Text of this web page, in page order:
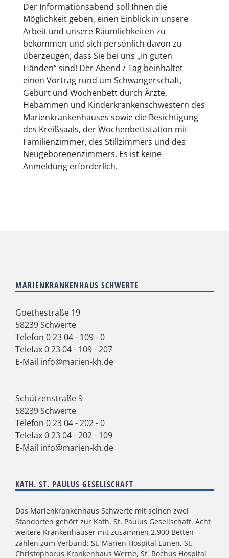
Der Informationsabend soll Ihnen die
Möglichkeit geben, einen Einblick in unsere
Arbeit und unsere Räumlichkeiten zu
bekommen und sich persönlich davon zu
überzeugen, dass Sie bei uns „In guten
Händen“ sind! Der Abend / Tag beinhaltet
einen Vortrag rund um Schwangerschaft,
Geburt und Wochenbett durch Ärzte,
Hebammen und Kinderkrankenschwestern des
Marienkrankenhauses sowie die Besichtigung
des Kreißsaals, der Wochenbettstation mit
Familienzimmer, des Stillzimmers und des
Neugeborenenzimmers. Es ist keine
Anmeldung erforderlich.
MARIENKRANKENHAUS SCHWERTE
Goethestraße 19
58239 Schwerte
Telefon 0 23 04 - 109 - 0
Telefax 0 23 04 - 109 - 207
E-Mail info@marien-kh.de
Schützenstraße 9
58239 Schwerte
Telefon 0 23 04 - 202 - 0
Telefax 0 23 04 - 202 - 109
E-Mail info@marien-kh.de
KATH. ST. PAULUS GESELLSCHAFT
Das Marienkrankenhaus Schwerte mit seinen zwei
Standorten gehört zur Kath. St. Paulus Gesellschaft. Acht
weitere Krankenhäuser mit zusammen 2.900 Betten
zählen zum Verbund: St. Marien Hospital Lünen, St.
Christophorus Krankenhaus Werne, St. Rochus Hospital